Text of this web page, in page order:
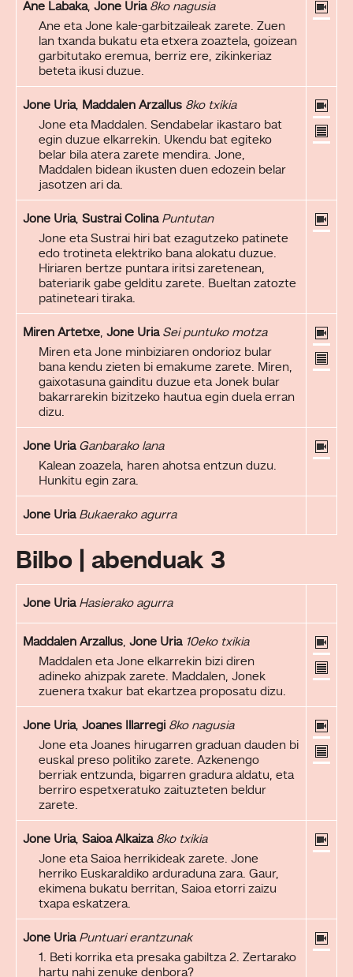
Ane Labaka, Jone Uria 8ko nagusia
Ane eta Jone kale-garbitzaileak zarete. Zuen
lan txanda bukatu eta etxera zoaztela, goizean
garbitutako eremua, berriz ere, zikinkeriaz
beteta ikusi duzue.
Jone Uria, Maddalen Arzallus 8ko txikia
Jone eta Maddalen. Sendabelar ikastaro bat
egin duzue elkarrekin. Ukendu bat egiteko
belar bila atera zarete mendira. Jone,
Maddalen bidean ikusten duen edozein belar
jasotzen ari da.
Jone Uria, Sustrai Colina Puntutan
Jone eta Sustrai hiri bat ezagutzeko patinete
edo trotineta elektriko bana alokatu duzue.
Hiriaren bertze puntara iritsi zaretenean,
bateriarik gabe gelditu zarete. Bueltan zatozte
patineteari tiraka.
Miren Artetxe, Jone Uria Sei puntuko motza
Miren eta Jone minbiziaren ondorioz bular
bana kendu zieten bi emakume zarete. Miren,
gaixotasuna gainditu duzue eta Jonek bular
bakarrarekin bizitzeko hautua egin duela erran
dizu.
Jone Uria Ganbarako lana
Kalean zoazela, haren ahotsa entzun duzu.
Hunkitu egin zara.
Jone Uria Bukaerako agurra
Bilbo | abenduak 3
Jone Uria Hasierako agurra
Maddalen Arzallus, Jone Uria 10eko txikia
Maddalen eta Jone elkarrekin bizi diren
adineko ahizpak zarete. Maddalen, Jonek
zuenera txakur bat ekartzea proposatu dizu.
Jone Uria, Joanes Illarregi 8ko nagusia
Jone eta Joanes hirugarren graduan dauden bi
euskal preso politiko zarete. Azkenengo
berriak entzunda, bigarren gradura aldatu, eta
berriro espetxeratuko zaituzteten beldur
zarete.
Jone Uria, Saioa Alkaiza 8ko txikia
Jone eta Saioa herrikideak zarete. Jone
herriko Euskaraldiko arduraduna zara. Gaur,
ekimena bukatu berritan, Saioa etorri zaizu
txapa eskatzera.
Jone Uria Puntuari erantzunak
1. Beti korrika eta presaka gabiltza 2. Zertarako
hartu nahi zenuke denbora?